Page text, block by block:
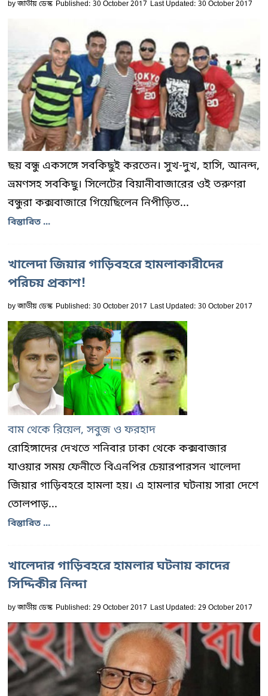
byজাতীয় ডেস্ক Published: 30 October 2017 Last Updated: 30 October 2017
ছয় বন্ধু একসঙ্গে সবকিছুই করতেন। সুখ-দুখ, হাসি, আনন্দ,
ভ্রমণসহ সবকিছু। সিলেটের বিয়ানীবাজারের ওই তরুণরা
বন্ধুরা কক্সবাজারে গিয়েছিলেন নিপীড়িত...
বিস্তারিত ...
খালেদা জিয়ার গাড়িবহরে হামলাকারীদের
পরিচয় প্রকাশ!
byজাতীয় ডেস্ক Published: 30 October 2017 Last Updated: 30 October 2017
বাম থেকে রিয়েল, সবুজ ও ফরহাদ
রোহিঙ্গাদের দেখতে শনিবার ঢাকা থেকে কক্সবাজার
যাওয়ার সময় ফেনীতে বিএনপির চেয়ারপারসন খালেদা
জিয়ার গাড়িবহরে হামলা হয়। এ হামলার ঘটনায় সারা দেশে
তোলপাড়...
বিস্তারিত ...
খালেদার গাড়িবহরে হামলার ঘটনায় কাদের
সিদ্দিকীর নিন্দা
byজাতীয় ডেস্ক Published: 29 October 2017 Last Updated: 29 October 2017